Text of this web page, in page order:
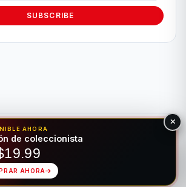
SUBSCRIBE
Todos los derechos reservados. Solo
Por favor, apuesta de forma
Privacidad
rey • Bilingüe EN/ES
AHORA
de coleccionista
AHORA